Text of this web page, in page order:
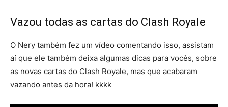
Vazou todas as cartas do Clash Royale
O Nery também fez um vídeo comentando isso, assistam
aí que ele também deixa algumas dicas para vocês, sobre
as novas cartas do Clash Royale, mas que acabaram
vazando antes da hora! kkkk